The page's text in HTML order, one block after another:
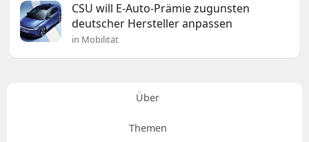
CSU will E-Auto-Prämie zugunsten
deutscher Hersteller anpassen
in Mobilität
Über
Themen